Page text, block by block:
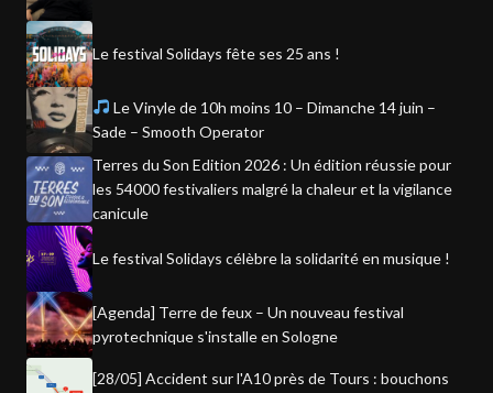
Le festival Solidays fête ses 25 ans !
Le Vinyle de 10h moins 10 – Dimanche 14 juin –
Sade – Smooth Operator
Terres du Son Edition 2026 : Un édition réussie pour
les 54000 festivaliers malgré la chaleur et la vigilance
canicule
Le festival Solidays célèbre la solidarité en musique !
[Agenda] Terre de feux – Un nouveau festival
pyrotechnique s'installe en Sologne
[28/05] Accident sur l'A10 près de Tours : bouchons